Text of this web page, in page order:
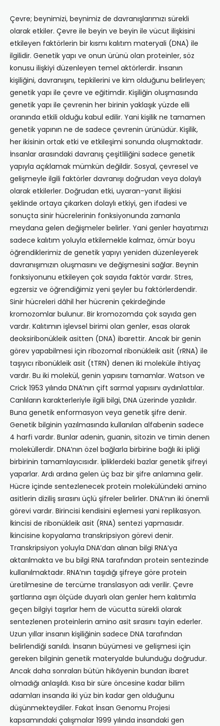
Çevre; beynimizi, beynimiz de davranışlarımızı sürekli
olarak etkiler. Çevre ile beyin ve beyin ile vücut ilişkisini
etkileyen faktörlerin bir kısmı kalıtım materyali (DNA) ile
ilgilidir. Genetik yapı ve onun ürünü olan proteinler, söz
konusu ilişkiyi düzenleyen temel aktörlerdir. İnsanın
kişiliğini, davranışını, tepkilerini ve kim olduğunu belirleyen;
genetik yapı ile çevre ve eğitimdir. Kişiliğin oluşmasında
genetik yapı ile çevrenin her birinin yaklaşık yüzde elli
oranında etkili olduğu kabul edilir. Yani kişilik ne tamamen
genetik yapının ne de sadece çevrenin ürünüdür. Kişilik,
her ikisinin ortak etki ve etkileşimi sonunda oluşmaktadır.
İnsanlar arasındaki davranış çeşitliliğini sadece genetik
yapıyla açıklamak mümkün değildir. Sosyal, çevresel ve
gelişmeyle ilgili faktörler davranışı doğrudan veya dolaylı
olarak etkilerler. Doğrudan etki, uyaran-yanıt ilişkisi
şeklinde ortaya çıkarken dolaylı etkiyi, gen ifadesi ve
sonuçta sinir hücrelerinin fonksiyonunda zamanla
meydana gelen değişmeler belirler. Yani genler hayatımızı
sadece kalıtım yoluyla etkilemekle kalmaz, ömür boyu
öğrendiklerimiz de genetik yapıyı yeniden düzenleyerek
davranışımızın oluşmasını ve değişmesini sağlar. Beynin
fonksiyonunu etkileyen çok sayıda faktör vardır. Stres,
egzersiz ve öğrendiğimiz yeni şeyler bu faktörlerdendir.
Sinir hücreleri dâhil her hücrenin çekirdeğinde
kromozomlar bulunur. Bir kromozomda çok sayıda gen
vardır. Kalıtımın işlevsel birimi olan genler, esas olarak
deoksiribonükleik asitten (DNA) ibarettir. Ancak bir genin
görev yapabilmesi için ribozomal ribonükleik asit (rRNA) ile
taşıyıcı ribonükleik asit (tTRN) denen iki moleküle ihtiyaç
vardır. Bu iki molekül, genin yapısını tamamlar. Watson ve
Crick 1953 yılında DNA’nın çift sarmal yapısını aydınlattılar.
Canlıların karakterleriyle ilgili bilgi, DNA üzerinde yazılıdır.
Buna genetik enformasyon veya genetik şifre denir.
Genetik bilginin yazılmasında kullanılan alfabenin sadece
4 harfi vardır. Bunlar adenin, guanin, sitozin ve timin denen
moleküllerdir. DNA’nın özel bağlarla birbirine bağlı iki ipliği
birbirinin tamamlayıcısıdır. İpliklerdeki bazlar genetik şifreyi
yaparlar. Ardı ardına gelen üç baz bir şifre anlamına gelir.
Hücre içinde sentezlenecek protein molekülündeki amino
asitlerin diziliş sırasını üçlü şifreler belirler. DNA’nın iki önemli
görevi vardır. Birincisi kendisini eşlemesi yani replikasyon.
İkincisi de ribonükleik asit (RNA) sentezi yapmasıdır.
İkincisine kopyalama transkripsiyon görevi denir.
Transkripsiyon yoluyla DNA’dan alınan bilgi RNA’ya
aktarılmakta ve bu bilgi RNA tarafından protein sentezinde
kullanılmaktadır. RNA’nın taşıdığı şifreye göre protein
üretilmesine de tercüme translasyon adı verilir. Çevre
şartlarına aşırı ölçüde duyarlı olan genler hem kalıtımla
geçen bilgiyi taşırlar hem de vücutta sürekli olarak
sentezlenen proteinlerin amino asit sırasını tayin ederler.
Uzun yıllar insanın kişiliğinin sadece DNA tarafından
belirlendiği sanıldı. İnsanın büyümesi ve gelişmesi için
gereken bilginin genetik materyalde bulunduğu doğrudur.
Ancak daha sonraları bütün hikâyenin bundan ibaret
olmadığı anlaşıldı. Kısa bir süre öncesine kadar bilim
adamları insanda iki yüz bin kadar gen olduğunu
düşünmekteydiler. Fakat İnsan Genomu Projesi
kapsamındaki çalışmalar 1999 yılında insandaki gen